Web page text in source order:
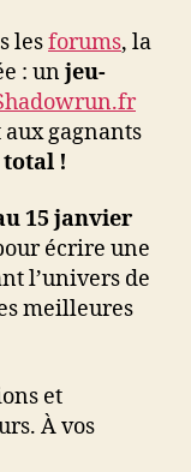
lesforums, la
: unjeu-
gagnants
total !
15 janvier
écrire une
l’univers de
meilleures
et
À vos